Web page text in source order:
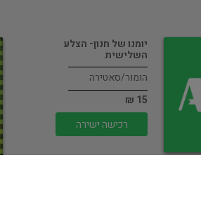
יומנו של חנון- הצלע
השלישית
הומור/סאטירה
15 ₪
רכישה ישירה